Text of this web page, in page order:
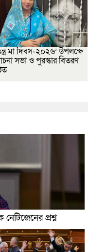
মা দিবস-২০২৬’ উপলক্ষে
সভা ও পুরস্কার বিতরণ
প্রশ্ন